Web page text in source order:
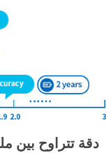
دقة تتراوح بين